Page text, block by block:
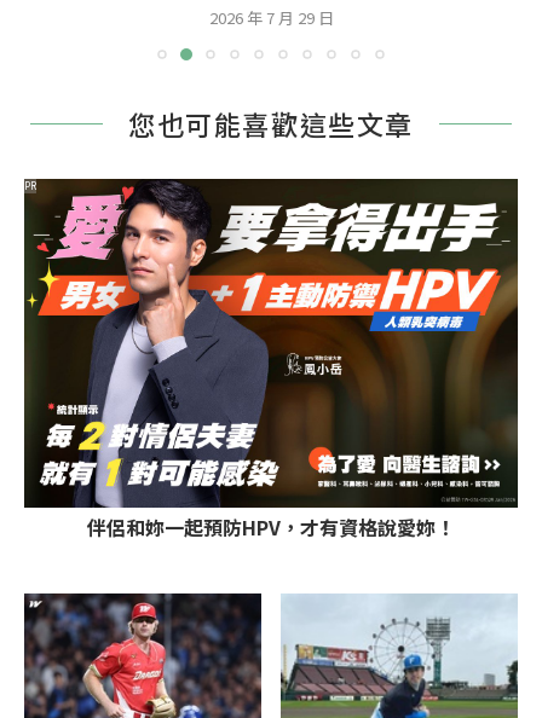
2026 年 7 月 29 日
您也可能喜歡這些文章
伴侶和妳一起預防HPV，才有資格說愛妳！
PR